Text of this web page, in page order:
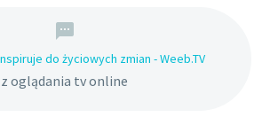
do życiowych zmian - Weeb.TV
oglądania tv online